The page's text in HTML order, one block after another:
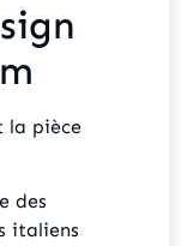
la pièce
des
italiens